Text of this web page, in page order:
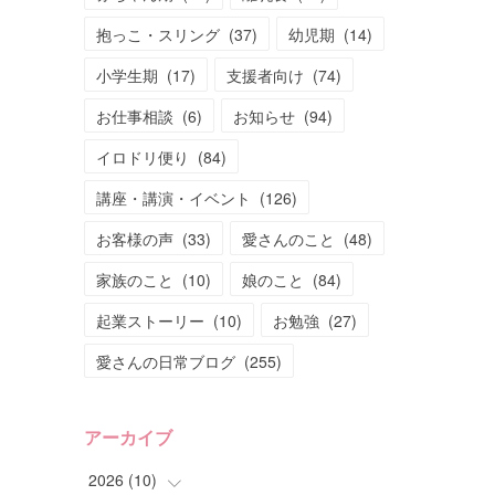
抱っこ・スリング (37) 幼児期 (14)
小学生期 (17) 支援者向け (74)
お仕事相談 (6) お知らせ (94)
イロドリ便り (84)
講座・講演・イベント (126)
お客様の声 (33) 愛さんのこと (48)
家族のこと (10) 娘のこと (84)
起業ストーリー (10) お勉強 (27)
愛さんの日常ブログ (255)
アーカイブ
2026 (10)